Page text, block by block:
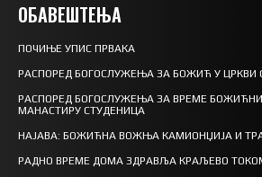
ОБАВЕШТЕЊА
ПОЧИЊЕ УПИС ПРВАКА
РАСПОРЕД БОГОСЛУЖЕЊА ЗА БОЖИЋ У ЦРКВИ
РАСПОРЕД БОГОСЛУЖЕЊА ЗА ВРЕМЕ
МАНАСТИРУ СТУДЕНИЦА
НАЈАВА: БОЖИЋНА ВОЖЊА КАМИОНЏИЈА И
РАДНО ВРЕМЕ ДОМА ЗДРАВЉА КРАЉЕВО